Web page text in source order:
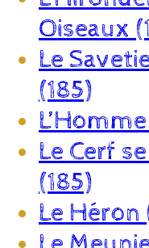
Oiseaux
Le
(185)
Le Cerf
(185)
Le Héron